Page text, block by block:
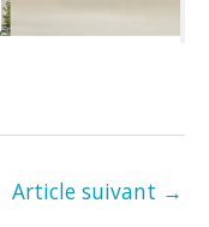
Article suivant →